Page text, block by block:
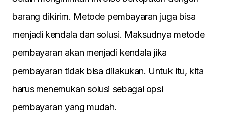
barang dikirim. Metode pembayaran juga bisa
menjadi kendala dan solusi. Maksudnya metode
pembayaran akan menjadi kendala jika
pembayaran tidak bisa dilakukan. Untuk itu, kita
harus menemukan solusi sebagai opsi
pembayaran yang mudah.